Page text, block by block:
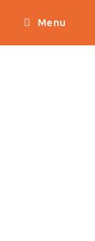
Menu